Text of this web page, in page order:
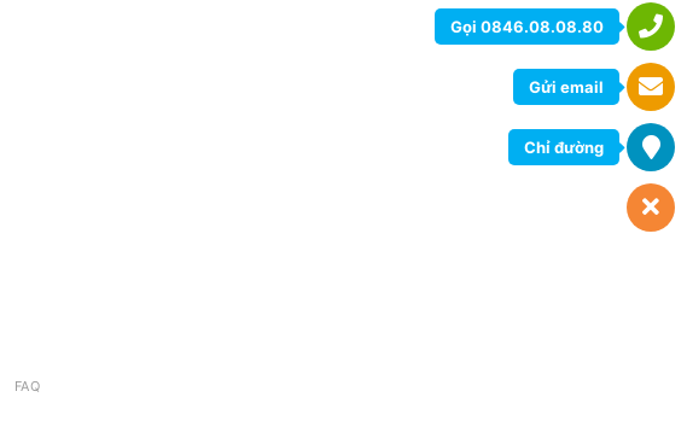
FAQ
Gọi 0846.08.08.80
Gửi email
Chỉ đường